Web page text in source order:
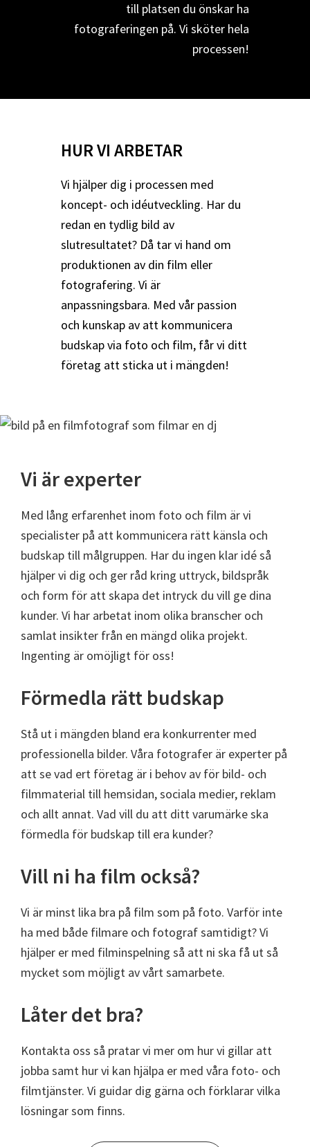
till platsen du önskar ha
fotograferingen på. Vi sköter hela
processen!
HUR VI ARBETAR
Vi hjälper dig i processen med
koncept- och idéutveckling. Har du
redan en tydlig bild av
slutresultatet? Då tar vi hand om
produktionen av din film eller
fotografering. Vi är
anpassningsbara. Med vår passion
och kunskap av att kommunicera
budskap via foto och film, får vi ditt
företag att sticka ut i mängden!
Vi är experter
Med lång erfarenhet inom foto och film är vi
specialister på att kommunicera rätt känsla och
budskap till målgruppen. Har du ingen klar idé så
hjälper vi dig och ger råd kring uttryck, bildspråk
och form för att skapa det intryck du vill ge dina
kunder. Vi har arbetat inom olika branscher och
samlat insikter från en mängd olika projekt.
Ingenting är omöjligt för oss!
Förmedla rätt budskap
Stå ut i mängden bland era konkurrenter med
professionella bilder. Våra fotografer är experter på
att se vad ert företag är i behov av för bild- och
filmmaterial till hemsidan, sociala medier, reklam
och allt annat. Vad vill du att ditt varumärke ska
förmedla för budskap till era kunder?
Vill ni ha film också?
Vi är minst lika bra på film som på foto. Varför inte
ha med både filmare och fotograf samtidigt? Vi
hjälper er med filminspelning så att ni ska få ut så
mycket som möjligt av vårt samarbete.
Låter det bra?
Kontakta oss så pratar vi mer om hur vi gillar att
jobba samt hur vi kan hjälpa er med våra foto- och
filmtjänster. Vi guidar dig gärna och förklarar vilka
lösningar som finns.